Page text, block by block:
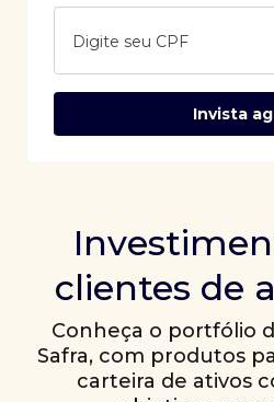
Digite seu CPF
Invista
clientes de
Conheça o portfólio
Safra, com produtos
carteira de ativos